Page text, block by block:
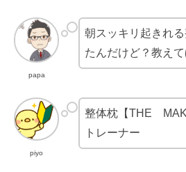
papa
朝スッキリ起きれ
たんだけど？教えて
piyo
整体枕【THE
トレーナー